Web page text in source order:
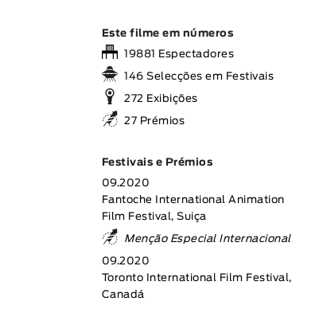
Este filme em números
19881 Espectadores
146 Selecções em Festivais
272 Exibições
27 Prémios
Festivais e Prémios
09.2020
Fantoche International Animation
Film Festival, Suiça
Menção Especial Internacional
09.2020
Toronto International Film Festival,
Canadá